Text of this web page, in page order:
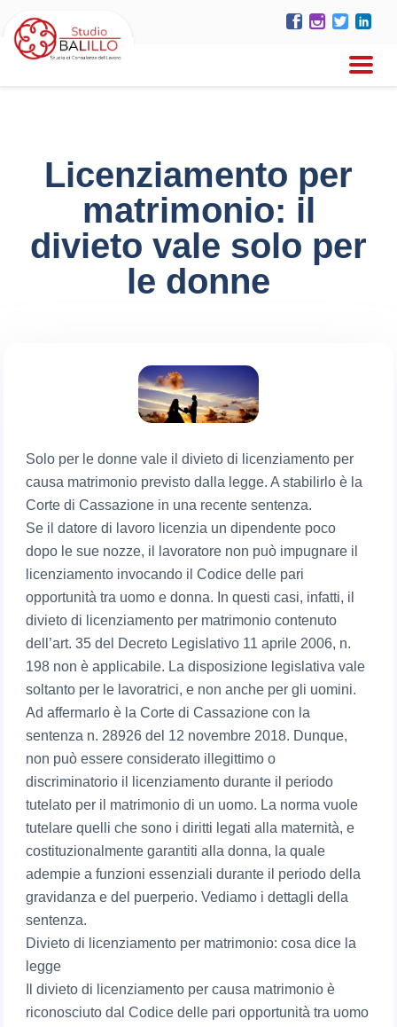
Licenziamento per
matrimonio: il
divieto vale solo per
le donne
Solo per le donne vale il divieto di licenziamento per
causa matrimonio previsto dalla legge. A stabilirlo è la
Corte di Cassazione in una recente sentenza.
Se il datore di lavoro licenzia un dipendente poco
dopo le sue nozze, il lavoratore non può impugnare il
licenziamento invocando il Codice delle pari
opportunità tra uomo e donna. In questi casi, infatti, il
divieto di licenziamento per matrimonio contenuto
dell’art. 35 del Decreto Legislativo 11 aprile 2006, n.
198 non è applicabile. La disposizione legislativa vale
soltanto per le lavoratrici, e non anche per gli uomini.
Ad affermarlo è la Corte di Cassazione con la
sentenza n. 28926 del 12 novembre 2018. Dunque,
non può essere considerato illegittimo o
discriminatorio il licenziamento durante il periodo
tutelato per il matrimonio di un uomo. La norma vuole
tutelare quelli che sono i diritti legati alla maternità, e
costituzionalmente garantiti alla donna, la quale
adempie a funzioni essenziali durante il periodo della
gravidanza e del puerperio. Vediamo i dettagli della
sentenza.
Divieto di licenziamento per matrimonio: cosa dice la
legge
Il divieto di licenziamento per causa matrimonio è
riconosciuto dal Codice delle pari opportunità tra uomo